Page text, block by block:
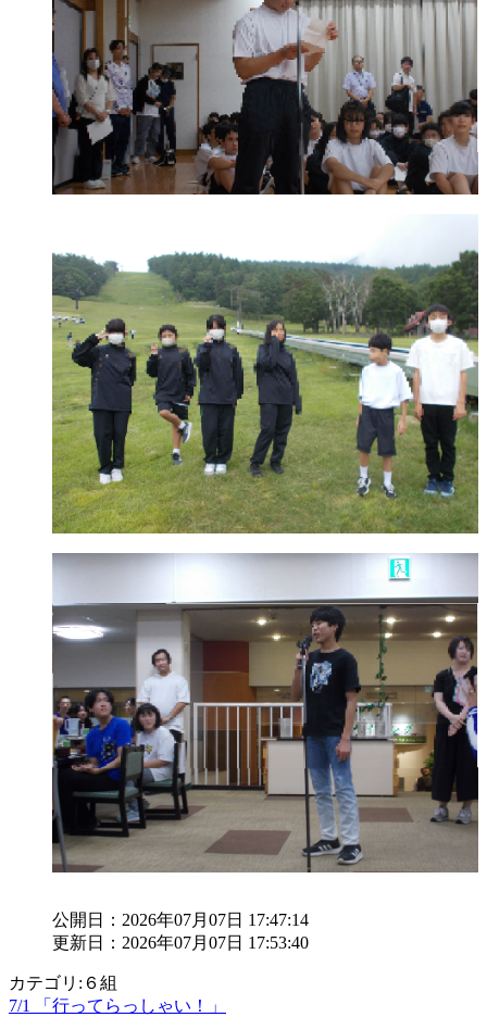
公開日：2026年07月07日 17:47:14
更新日：2026年07月07日 17:53:40
カテゴリ:６組
7/1 「行ってらっしゃい！」